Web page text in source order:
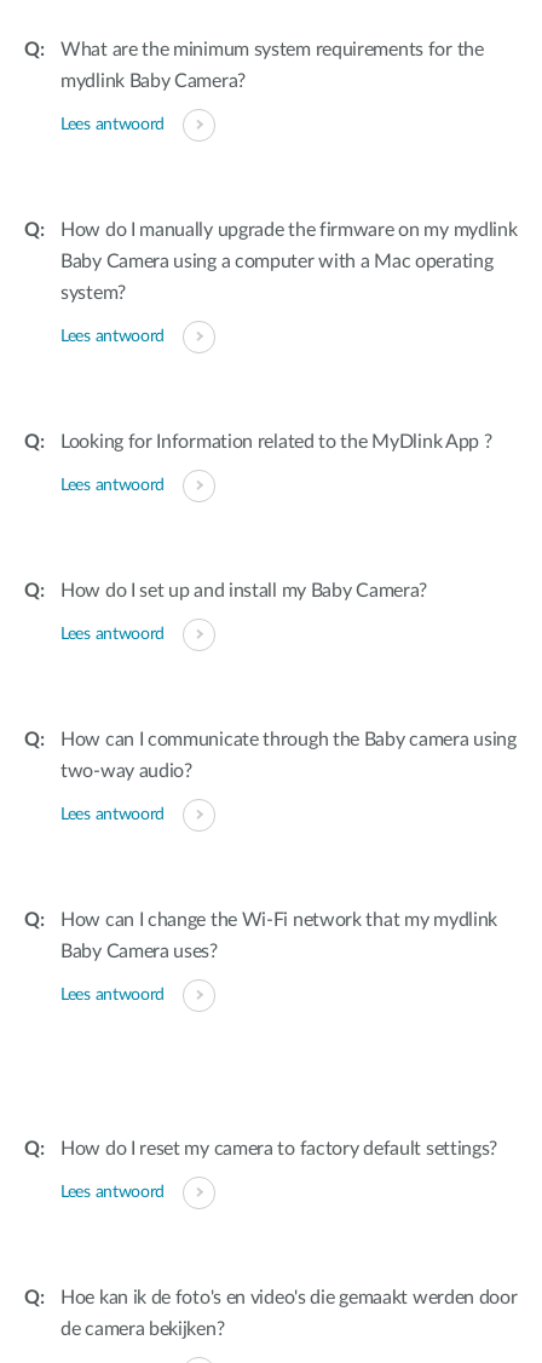
What are the minimum system requirements for the
mydlink Baby Camera?
Lees antwoord
How do I manually upgrade the firmware on my mydlink
Baby Camera using a computer with a Mac operating
system?
Lees antwoord
Looking for Information related to the MyDlink App ?
Lees antwoord
How do I set up and install my Baby Camera?
Lees antwoord
How can I communicate through the Baby camera using
two-way audio?
Lees antwoord
How can I change the Wi-Fi network that my mydlink
Baby Camera uses?
Lees antwoord
How do I reset my camera to factory default settings?
Lees antwoord
Hoe kan ik de foto's en video's die gemaakt werden door
de camera bekijken?